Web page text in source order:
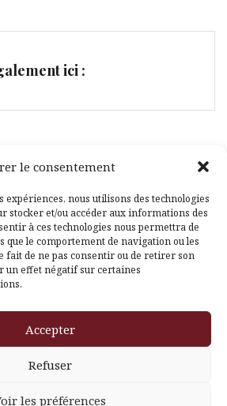
le consentement
nous utilisons des technologies
stocker et/ou accéder aux informations des
à ces technologies nous permettra de
que le comportement de navigation ou les
fait de ne pas consentir ou de retirer son
un effet négatif sur certaines
Accepter
Refuser
les préférences
ici :
Themeisle